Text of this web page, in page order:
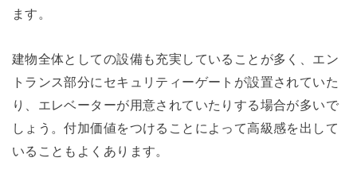
ます。
建物全体としての設備も充実していることが多く、エン
トランス部分にセキュリティーゲートが設置されていた
り、エレベーターが用意されていたりする場合が多いで
しょう。付加価値をつけることによって高級感を出して
いることもよくあります。